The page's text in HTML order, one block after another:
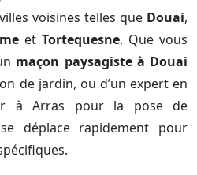
voisines telles que Douai,
et Tortequesne. Que vous
maçon paysagiste à Douai
de jardin, ou d’un expert en
à Arras pour la pose de
déplace rapidement pour